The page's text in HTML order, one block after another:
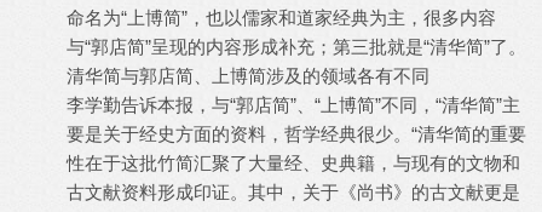
命名为“上博简”，也以儒家和道家经典为主，很多内容
与“郭店简”呈现的内容形成补充；第三批就是“清华简”了。
清华简与郭店简、上博简涉及的领域各有不同
李学勤告诉本报，与“郭店简”、“上博简”不同，“清华简”主
要是关于经史方面的资料，哲学经典很少。“清华简的重要
性在于这批竹简汇聚了大量经、史典籍，与现有的文物和
古文献资料形成印证。其中，关于《尚书》的古文献更是